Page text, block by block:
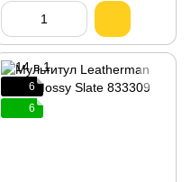
6
6